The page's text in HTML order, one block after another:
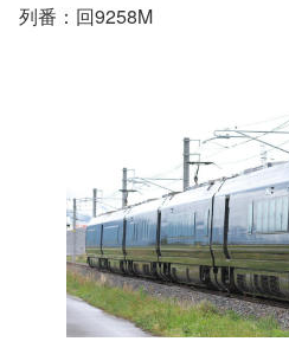
列番：回9258M